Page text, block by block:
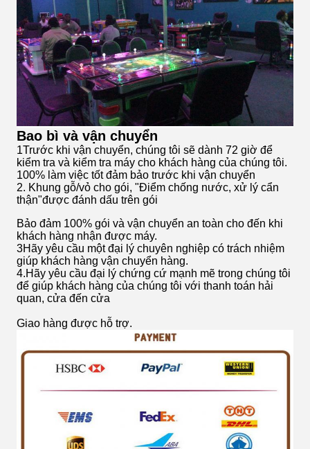
Bao bì và vận chuyển
1Trước khi vận chuyển, chúng tôi sẽ dành 72 giờ để
kiểm tra và kiểm tra máy cho khách hàng của chúng tôi.
100% làm việc tốt đảm bảo trước khi vận chuyển
2. Khung gỗ/vỏ cho gói, "Điểm chống nước, xử lý cẩn
thận"được đánh dấu trên gói
Bảo đảm 100% gói và vận chuyển an toàn cho đến khi
khách hàng nhận được máy.
3Hãy yêu cầu một đại lý chuyên nghiệp có trách nhiệm
giúp khách hàng vận chuyển hàng.
4.Hãy yêu cầu đại lý chứng cứ mạnh mẽ trong chúng tôi
để giúp khách hàng của chúng tôi với thanh toán hải
quan, cửa đến cửa
Giao hàng được hỗ trợ.